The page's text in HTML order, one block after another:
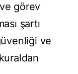
görev
şartı
ve